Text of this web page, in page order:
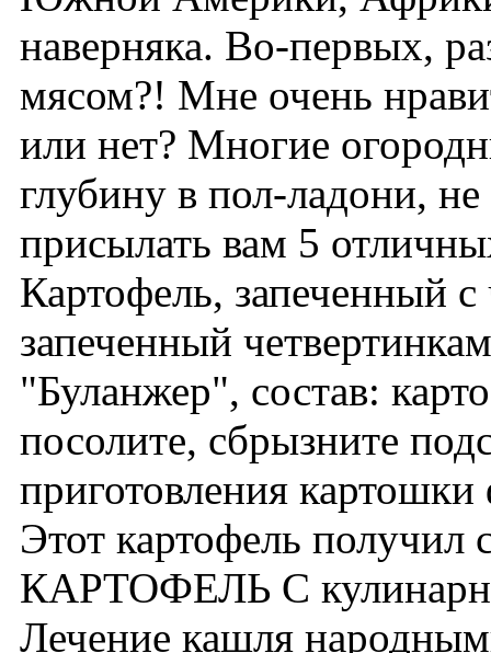
наверняка. Во-первых,
мясом?! Мне очень
или нет? Многие
глубину в пол-ладони,
присылать вам 5
Картофель, запеченный
запеченный
"Буланжер", cостав:
посолите, сбрызните
приготовления
Этот картофель получил
КАРТОФЕЛЬ С
Лечение кашля